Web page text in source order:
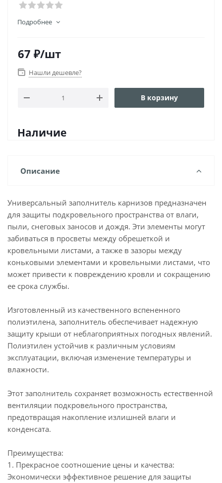
Подробнее
67 ₽/шт
Нашли дешевле?
В корзину
Наличие
Описание
Универсальный заполнитель карнизов предназначен
для защиты подкровельного пространства от влаги,
пыли, снеговых заносов и дождя. Эти элементы могут
забиваться в просветы между обрешеткой и
кровельными листами, а также в зазоры между
коньковыми элементами и кровельными листами, что
может привести к повреждению кровли и сокращению
ее срока службы.
Изготовленный из качественного вспененного
полиэтилена, заполнитель обеспечивает надежную
защиту крыши от неблагоприятных погодных явлений.
Полиэтилен устойчив к различным условиям
эксплуатации, включая изменение температуры и
влажности.
Этот заполнитель сохраняет возможность естественной
вентиляции подкровельного пространства,
предотвращая накопление излишней влаги и
конденсата.
Преимущества:
1. Прекрасное соотношение цены и качества:
Экономически эффективное решение для защиты